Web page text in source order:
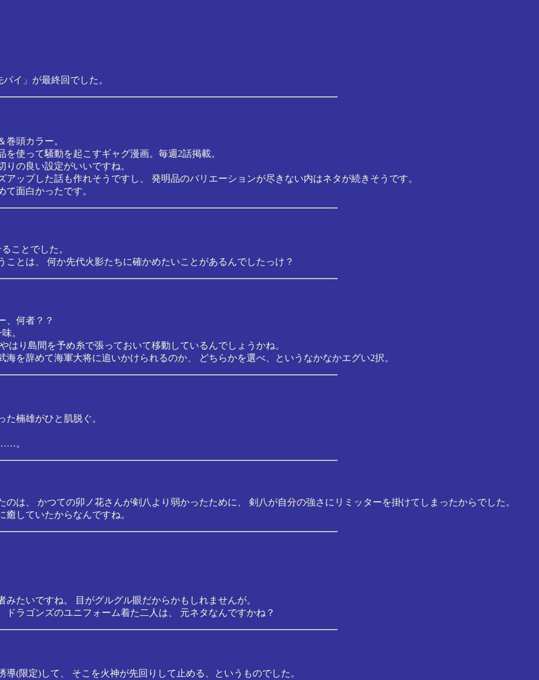
イ」が最終回でした。
巻頭カラー。
使って騒動を起こすギャグ漫画。毎週2話掲載。
の良い設定がいいですね。
ップした話も作れそうですし、 発明品のバリエーションが尽きない内はネタが続きそうです。
面白かったです。
ことでした。
とは、 何か先代火影たちに確かめたいことがあるんでしたっけ？
、何者？？
。
はり島間を予め糸で張っておいて移動しているんでしょうかね。
を辞めて海軍大将に追いかけられるのか、 どちらかを選べ、というなかなかエグい2択。
楠雄がひと肌脱ぐ。
。
は、 かつての卯ノ花さんが剣八より弱かったために、 剣八が自分の強さにリミッターを掛けてしまったからでした。
していたからなんですね。
たいですね。 目がグルグル眼だからかもしれませんが。
ラゴンズのユニフォーム着た二人は、 元ネタなんですかね？
(限定)して、 そこを火神が先回りして止める、というものでした。